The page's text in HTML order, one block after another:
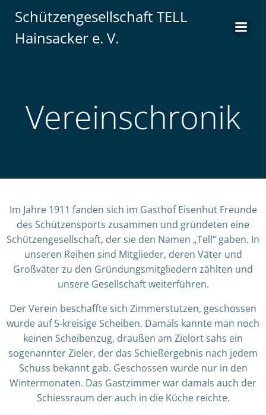
Schützengesellschaft TELL
Hainsacker e. V.
Vereinschronik
Im Jahre 1911 fanden sich im Gasthof Eisenhut Freunde
des Schützensports zusammen und gründeten eine
Schützengesellschaft, der sie den Namen „Tell“ gaben. In
unseren Reihen sind Mitglieder, deren Väter und
Großväter zu den Gründungsmitgliedern zählten und
unsere Gesellschaft weiterführen.
Der Verein beschaffte sich Zimmerstutzen, geschossen
wurde auf 5-kreisige Scheiben. Damals kannte man noch
keinen Scheibenzug, draußen am Zielort sahs ein
sogenannter Zieler, der das Schießergebnis nach jedem
Schuss bekannt gab. Geschossen wurde nur in den
Wintermonaten. Das Gastzimmer war damals auch der
Schiessraum der auch in die Küche reichte.